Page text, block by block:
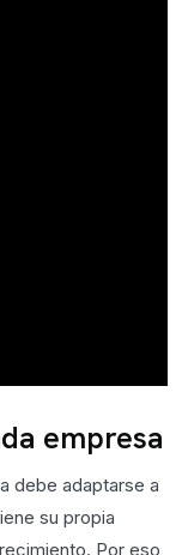
empresa
debe adaptarse a
su propia
Por eso